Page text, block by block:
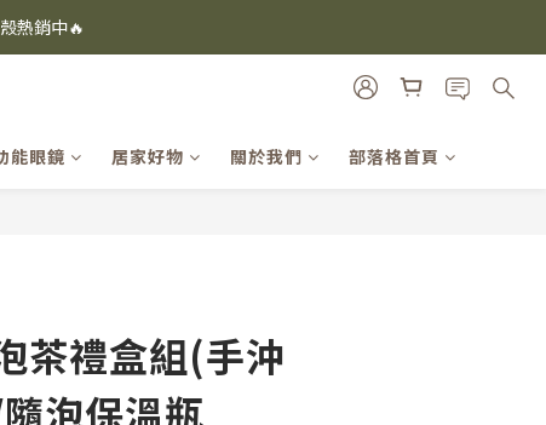
及EspressoTokyo)
熱銷中🔥
能眼鏡 居家好物 關於我們 部落格首頁
茶禮盒組(手沖
泡保溫瓶